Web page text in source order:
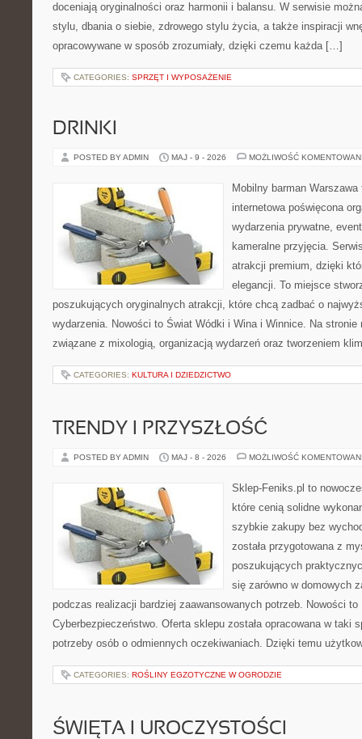
doceniają oryginalności oraz harmonii i balansu. W serwisie
stylu, dbania o siebie, zdrowego stylu życia, a także inspiracji
opracowywane w sposób zrozumiały, dzięki czemu każda […]
CATEGORIES: SPRZĘT I WYPOSAŻENIE
DRINKI
POSTED BY ADMIN MAJ - 9 - 2026 MOŻLIWOŚĆ
Mobilny barman
internetowa poświęcona
wydarzenia prywatne,
kameralne przyjęcia.
atrakcji premium, dzięki
elegancji. To miejsce
poszukujących oryginalnych atrakcji, które chcą zadbać o
wydarzenia. Nowości to Świat Wódki i Wina i Winnice. Na
związane z mixologią, organizacją wydarzeń oraz tworzeniem
CATEGORIES: KULTURA I DZIEDZICTWO
TRENDY I PRZYSZŁOŚĆ
POSTED BY ADMIN MAJ - 8 - 2026 MOŻLIWOŚĆ
Sklep-Feniks.pl to
które cenią solidne
szybkie zakupy bez
została przygotowana z
poszukujących
się zarówno w domowych
podczas realizacji bardziej zaawansowanych potrzeb. Nowości to
Cyberbezpieczeństwo. Oferta sklepu została opracowana w taki
potrzeby osób o odmiennych oczekiwaniach. Dzięki temu
CATEGORIES: ROŚLINY EGZOTYCZNE W OGRODZIE
ŚWIĘTA I UROCZYSTOŚCI